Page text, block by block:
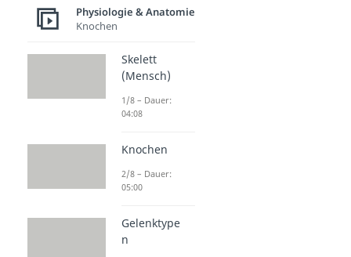
Physiologie & Anatomie
Knochen
Skelett
(Mensch)
1/8 – Dauer:
04:08
Knochen
2/8 – Dauer:
05:00
Gelenktype
n